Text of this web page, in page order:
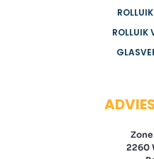
ROLLUIK
Zone
2260